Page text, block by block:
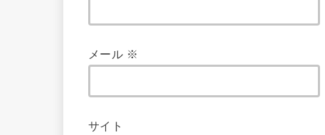
メール ※
サイト